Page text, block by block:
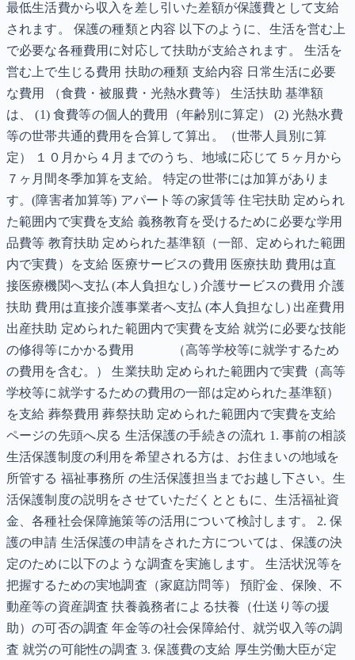
最低生活費から収入を差し引いた差額が保護費として支給
されます。 保護の種類と内容 以下のように、生活を営む上
で必要な各種費用に対応して扶助が支給されます。 生活を
営む上で生じる費用 扶助の種類 支給内容 日常生活に必要
な費用 （食費・被服費・光熱水費等） 生活扶助 基準額
は、 (1) 食費等の個人的費用（年齢別に算定） (2) 光熱水費
等の世帯共通的費用を合算して算出。（世帯人員別に算
定） １０月から４月までのうち、地域に応じて５ヶ月から
７ヶ月間冬季加算を支給。 特定の世帯には加算がありま
す。(障害者加算等) アパート等の家賃等 住宅扶助 定められ
た範囲内で実費を支給 義務教育を受けるために必要な学用
品費等 教育扶助 定められた基準額（一部、定められた範囲
内で実費）を支給 医療サービスの費用 医療扶助 費用は直
接医療機関へ支払 (本人負担なし) 介護サービスの費用 介護
扶助 費用は直接介護事業者へ支払 (本人負担なし) 出産費用
出産扶助 定められた範囲内で実費を支給 就労に必要な技能
の修得等にかかる費用 （高等学校等に就学するため
の費用を含む。） 生業扶助 定められた範囲内で実費（高等
学校等に就学するための費用の一部は定められた基準額）
を支給 葬祭費用 葬祭扶助 定められた範囲内で実費を支給
ページの先頭へ戻る 生活保護の手続きの流れ 1. 事前の相談
生活保護制度の利用を希望される方は、お住まいの地域を
所管する 福祉事務所 の生活保護担当までお越し下さい。生
活保護制度の説明をさせていただくとともに、生活福祉資
金、各種社会保障施策等の活用について検討します。 2. 保
護の申請 生活保護の申請をされた方については、保護の決
定のために以下のような調査を実施します。 生活状況等を
把握するための実地調査（家庭訪問等） 預貯金、保険、不
動産等の資産調査 扶養義務者による扶養（仕送り等の援
助）の可否の調査 年金等の社会保障給付、就労収入等の調
査 就労の可能性の調査 3. 保護費の支給 厚生労働大臣が定